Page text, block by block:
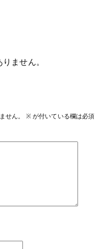
ません。
せん。 ※が付いている欄は必須